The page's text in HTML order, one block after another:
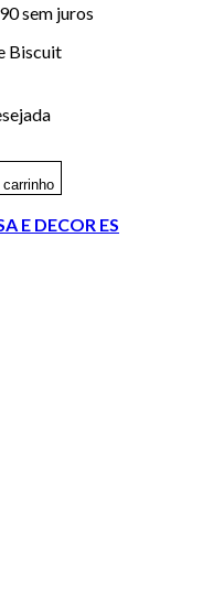
sem juros
Biscuit
E DECOR ES